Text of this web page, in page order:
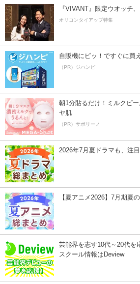
『VIVANT』限定ウオッチ
オリコンタイアップ特集
自販機にピッ！ですぐに買
（PR）ジハンピ
朝1分貼るだけ！ミルクピ
ヤ肌
（PR）サボリーノ
2026年7月夏ドラマも、注
【夏アニメ2026】7月期夏
芸能界を志す10代～20代を
スクール情報はDeview